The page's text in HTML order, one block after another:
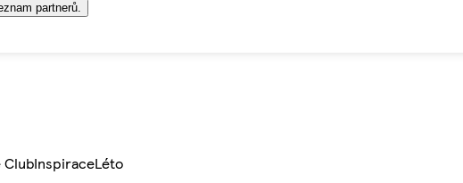
partnerů.
ClubInspiraceLéto